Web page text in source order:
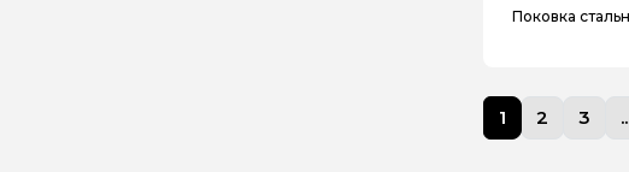
Поковка
1 2 3